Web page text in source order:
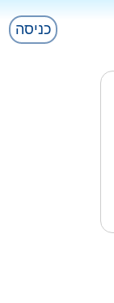
כניסה